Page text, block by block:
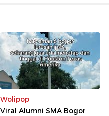
Wolipop
Viral Alumni SMA Bogor